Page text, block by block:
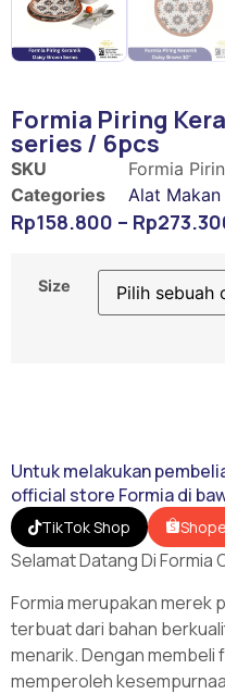
Formia Piring
series / 6pcs
SKU
Formia
Categories
Alat Makan
Rp158.800 – Rp
Size
Untuk melakukan
official store Formia di
TikTok Shop
Selamat Datang Di Formia
Formia merupakan merek
terbuat dari bahan
menarik. Dengan membeli
memperoleh